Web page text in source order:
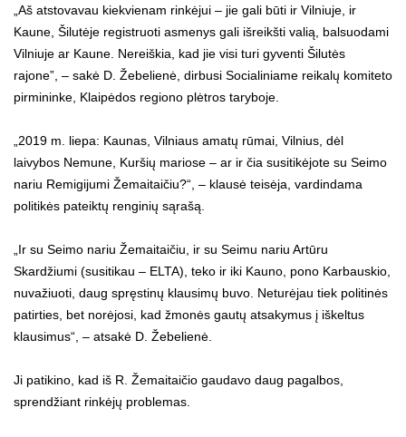
„Aš atstovavau kiekvienam rinkėjui – jie gali būti ir Vilniuje, ir
Kaune, Šilutėje registruoti asmenys gali išreikšti valią, balsuodami
Vilniuje ar Kaune. Nereiškia, kad jie visi turi gyventi Šilutės
rajone”, – sakė D. Žebelienė, dirbusi Socialiniame reikalų komiteto
pirmininke, Klaipėdos regiono plėtros taryboje.
„2019 m. liepa: Kaunas, Vilniaus amatų rūmai, Vilnius, dėl
laivybos Nemune, Kuršių mariose – ar ir čia susitikėjote su Seimo
nariu Remigijumi Žemaitaičiu?“, – klausė teisėja, vardindama
politikės pateiktų renginių sąrašą.
„Ir su Seimo nariu Žemaitaičiu, ir su Seimu nariu Artūru
Skardžiumi (susitikau – ELTA), teko ir iki Kauno, pono Karbauskio,
nuvažiuoti, daug spręstinų klausimų buvo. Neturėjau tiek politinės
patirties, bet norėjosi, kad žmonės gautų atsakymus į iškeltus
klausimus“, – atsakė D. Žebelienė.
Ji patikino, kad iš R. Žemaitaičio gaudavo daug pagalbos,
sprendžiant rinkėjų problemas.